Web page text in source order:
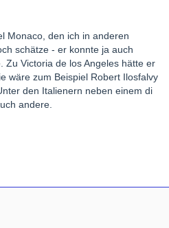
Monaco, den ich in anderen
schätze - er konnte ja auch
Zu Victoria de los Angeles hätte er
wäre zum Beispiel Robert Ilosfalvy
den Italienern neben einem di
andere.